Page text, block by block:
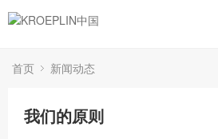
首页 新闻动态
我们的原则